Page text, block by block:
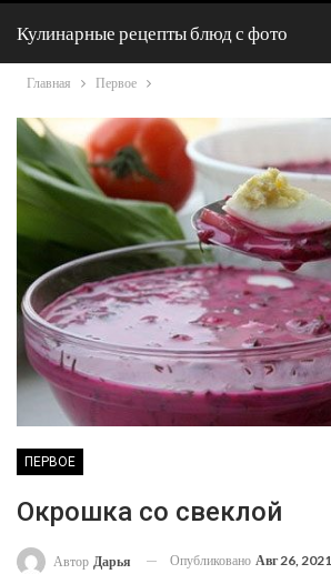
Кулинарные рецепты блюд с фото
Главная Первое
ПЕРВОЕ
Окрошка со свеклой
Автор Дарья Опубликовано Авг 26, 2021